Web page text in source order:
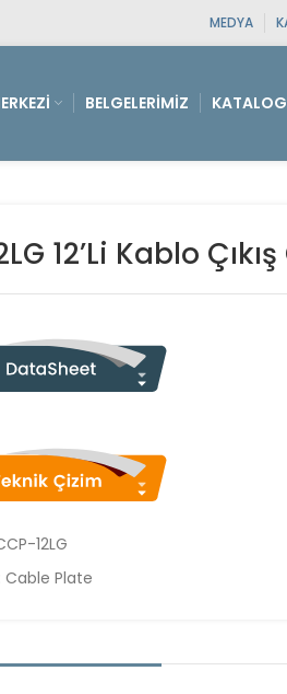
MEDYA
BELGELERIMIZ
12’Li Kablo
12LG
Cable Plate